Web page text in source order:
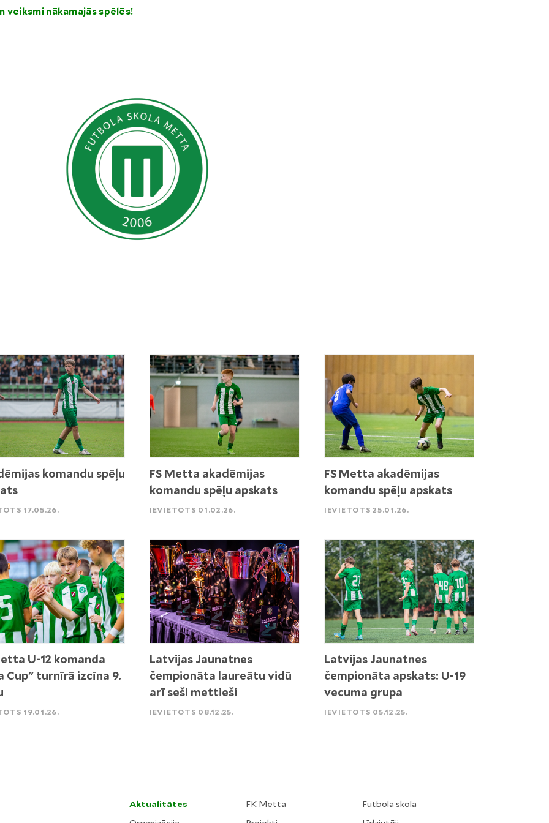
veiksmi nākamajās spēlēs!
komandu spēļu
17.05.26.
FS Metta akadēmijas
komandu spēļu apskats
IEVIETOTS 01.02.26.
FS Metta akadēmijas
komandu spēļu apskats
IEVIETOTS 25.01.26.
U-12 komanda
Cup" turnīrā izcīna 9.
19.01.26.
Latvijas Jaunatnes
čempionāta laureātu vidū
arī seši mettieši
IEVIETOTS 08.12.25.
Latvijas Jaunatnes
čempionāta apskats: U-19
vecuma grupa
IEVIETOTS 05.12.25.
Aktualitātes
FK Metta
Futbola skola